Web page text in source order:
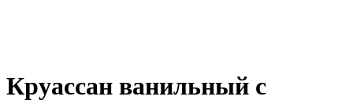
Круассан ванильный с